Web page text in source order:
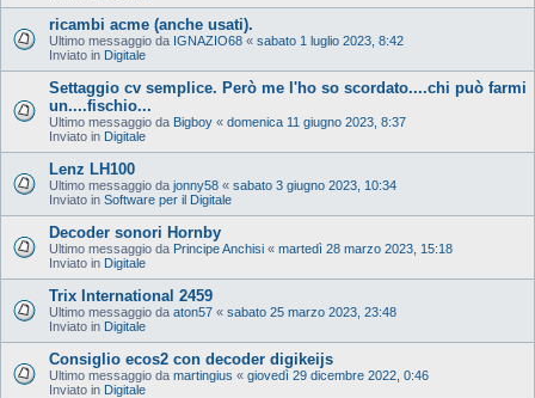
ricambi acme (anche usati).
Ultimo messaggio da IGNAZIO68 « sabato 1 luglio 2023, 8:42
Inviato in Digitale
Settaggio cv semplice. Però me l'ho so scordato....chi può farmi
un....fischio...
Ultimo messaggio da Bigboy « domenica 11 giugno 2023, 8:37
Inviato in Digitale
Lenz LH100
Ultimo messaggio da jonny58 « sabato 3 giugno 2023, 10:34
Inviato in Software per il Digitale
Decoder sonori Hornby
Ultimo messaggio da Principe Anchisi « martedì 28 marzo 2023, 15:18
Inviato in Digitale
Trix International 2459
Ultimo messaggio da aton57 « sabato 25 marzo 2023, 23:48
Inviato in Digitale
Consiglio ecos2 con decoder digikeijs
Ultimo messaggio da martingius « giovedì 29 dicembre 2022, 0:46
Inviato in Digitale